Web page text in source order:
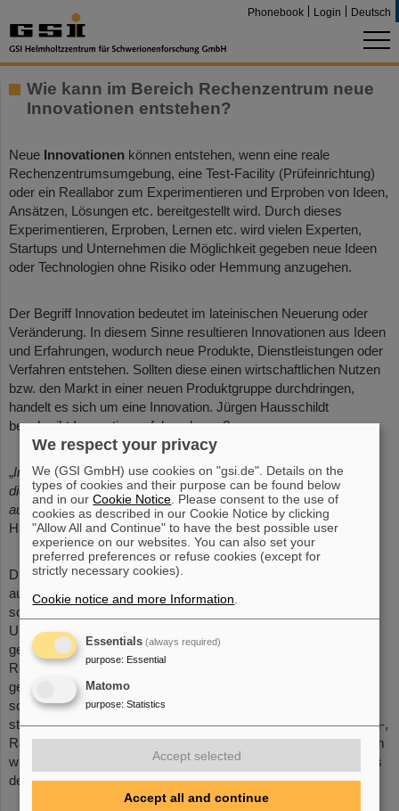
Phonebook Login Deutsch
Wie kann im Bereich Rechenzentrum neue
Innovationen entstehen?
Neue Innovationen können entstehen, wenn eine reale
Rechenzentrumsumgebung, eine Test-Facility (Prüfeinrichtung)
oder ein Reallabor zum Experimentieren und Erproben von Ideen,
Ansätzen, Lösungen etc. bereitgestellt wird. Durch dieses
Experimentieren, Erproben, Lernen etc. wird vielen Experten,
Startups und Unternehmen die Möglichkeit gegeben neue Ideen
oder Technologien ohne Risiko oder Hemmung anzugehen.
Der Begriff Innovation bedeutet im lateinischen Neuerung oder
Veränderung. In diesem Sinne resultieren Innovationen aus Ideen
und Erfahrungen, wodurch neue Produkte, Dienstleistungen oder
Verfahren entstehen. Sollten diese einen wirtschaftlichen Nutzen
bzw. den Markt in einer neuen Produktgruppe durchdringen,
handelt es sich um eine Innovation. Jürgen Hausschildt
beschreibt Innovationen folgendermaßen:
„Innovationen sind qualitativ neuartige Produkte oder Verfahren,
die sich gegenüber einem Vergleichszustand „merklich“ – wie
auch immer das zu bestimmen ist – unterscheiden.“ (Jürgen
Hauschildt, 2016)
Die besten Innovationen entstehen in mehr als einem Kopf und
auch das Experimentieren spielt da eine wichtige Rolle. Daher
sollten der Austausch und die Kommunikation unter
Unternehmen, Startups, Hochschulen und Forschungsinstitute
gewährleistet sein. Durch ein Innovation-, R&D und Test-
Rechenzentrum wird dieser gemeinsamer Austausch
gewährleistet und es entstehen neue Ideen, die einfach und
schnell getestet werden können. Lernen und Experimentieren
steht somit im Vordergrund. Genau das wird in einem Innovation-,
R&D und Test-Rechenzentrum zur Verfügung gestellt. Außerdem
wird die Kreativität gefördert und neues Wissen erzeugt. Offenes
denken, testen und erproben ist hier mehr als erwünscht.
We respect your privacy
We (GSI GmbH) use cookies on "gsi.de". Details on the
types of cookies and their purpose can be found below
and in ourCookie Notice . Please consent to the use of
cookies as described in our Cookie Notice by clicking
"Allow All and Continue" to have the best possible user
experience on our websites. You can also set your
preferred preferences or refuse cookies (except for
strictly necessary cookies).
Cookie notice and more Information
Essentials (always required)
purpose: Essential
Matomo
purpose: Statistics
Accept selected
Accept all and continue